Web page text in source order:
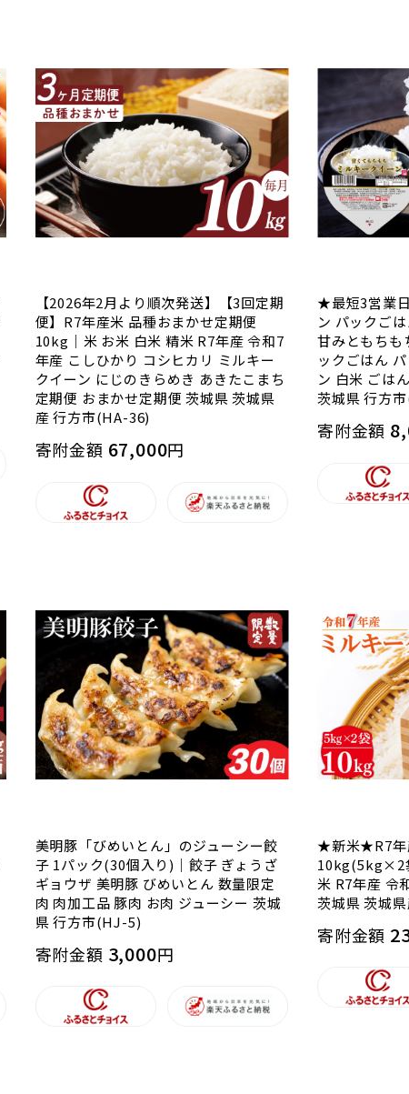
【2026年2月より順次発送】【3回定期
便】R7年産米 品種おまかせ定期便
10kg｜米 お米 白米 精米 R7年産 令和7
年産 こしひかり コシヒカリ ミルキー
クイーン にじのきらめき あきたこまち
定期便 おまかせ定期便 茨城県 茨城県
産 行方市(HA-36)
寄附金額 67,000円
★最短3営業
ン パックご
甘みともちも
ックごはん
ン 白米 ごは
茨城県 行方
寄附金額
美明豚「びめいとん」のジューシー餃
子 1パック(30個入り)｜餃子 ぎょうざ
ギョウザ 美明豚 びめいとん 数量限定
肉 肉加工品 豚肉 お肉 ジューシー 茨城
県 行方市(HJ-5)
寄附金額 3,000円
★新米★R7年
10kg(5kg×2
米 R7年産 令
茨城県 茨城
寄附金額